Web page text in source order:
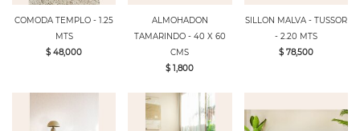
COMODA TEMPLO - 1.25
MTS
$ 48,000
ALMOHADON
TAMARINDO - 40 X 60
CMS
$ 1,800
SILLON MALVA - TUSSOR
- 2.20 MTS
$ 78,500